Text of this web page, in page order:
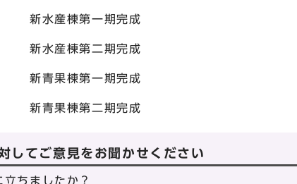
水産棟第一期完成
水産棟第二期完成
青果棟第一期完成
青果棟第二期完成
してご意見をお聞かせください
ちましたか？